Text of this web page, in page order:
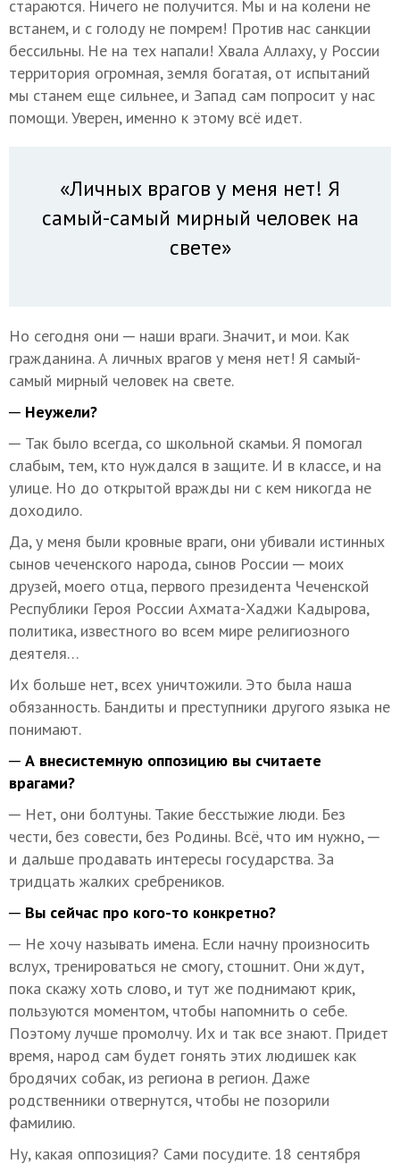
стараются. Ничего не получится. Мы и на колени не
встанем, и с голоду не помрем! Против нас санкции
бессильны. Не на тех напали! Хвала Аллаху, у России
территория огромная, земля богатая, от испытаний
мы станем еще сильнее, и Запад сам попросит у нас
помощи. Уверен, именно к этому всё идет.
«Личных врагов у меня нет! Я
самый-самый мирный человек на
свете»
Но сегодня они ─ наши враги. Значит, и мои. Как
гражданина. А личных врагов у меня нет! Я самый-
самый мирный человек на свете.
─ Неужели?
─ Так было всегда, со школьной скамьи. Я помогал
слабым, тем, кто нуждался в защите. И в классе, и на
улице. Но до открытой вражды ни с кем никогда не
доходило.
Да, у меня были кровные враги, они убивали истинных
сынов чеченского народа, сынов России ─ моих
друзей, моего отца, первого президента Чеченской
Республики Героя России Ахмата-Хаджи Кадырова,
политика, известного во всем мире религиозного
деятеля…
Их больше нет, всех уничтожили. Это была наша
обязанность. Бандиты и преступники другого языка не
понимают.
─ А внесистемную оппозицию вы считаете
врагами?
─ Нет, они болтуны. Такие бесстыжие люди. Без
чести, без совести, без Родины. Всё, что им нужно, ─
и дальше продавать интересы государства. За
тридцать жалких сребреников.
─ Вы сейчас про кого-то конкретно?
─ Не хочу называть имена. Если начну произносить
вслух, тренироваться не смогу, стошнит. Они ждут,
пока скажу хоть слово, и тут же поднимают крик,
пользуются моментом, чтобы напомнить о себе.
Поэтому лучше промолчу. Их и так все знают. Придет
время, народ сам будет гонять этих людишек как
бродячих собак, из региона в регион. Даже
родственники отвернутся, чтобы не позорили
фамилию.
Ну, какая оппозиция? Сами посудите. 18 сентября